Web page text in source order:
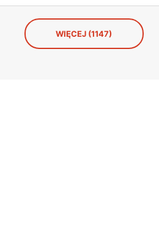
maskotkę. Sprawdziłam całą
policzyłam produkty i porównałam
Powiem szczerze, co warto łapać w
a co zostawić na później.
WIĘCEJ (1147)